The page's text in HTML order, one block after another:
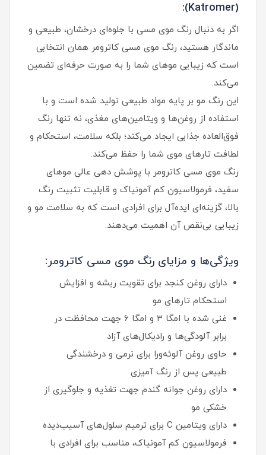
(Katromer):
اگر به دنبال رنگ موی مسی با جلوه‌ای درخشان، طبیعی و
ماندگار هستید، رنگ موی مسی کاترومر همان انتخابی
است که زیبایی موهای شما را به صورت حرفه‌ای تضمین
می‌کند.
این رنگ مو بر پایه مواد طبیعی تولید شده است و با
استفاده از روغن‌ها و ویتامین‌های مغذی، نه تنها رنگ
فوق‌العاده جذابی ایجاد می‌کند؛ بلکه سلامت، استحکام و
لطافت تارهای موی شما را حفظ می‌کند.
رنگ موی مسی کاترومر با پوشش دهی عالی موهای
سفید، فرمولاسیون کم آمونیاک و قابلیت تثبیت رنگ
بالا، گزینه‌ای ایده‌آل برای افرادی است که به سلامت مو و
زیبایی بی‌نقص آن اهمیت می‌دهند.
ویژگی‌ها و مزایای رنگ موی مسی کاترومر:
دارای روغن کنجد برای تقویت ریشه و افزایش
استحکام تارهای مو
غنی شده با امگا ۳ و امگا ۶ جهت محافظت در
برابر آلودگی‌ها و رادیکال‌های آزاد
حاوی روغن آلوئه‌ورا برای نرمی و درخشندگی
طبیعی پس از رنگ آمیزی
دارای روغن جوانه گندم جهت تغذیه و جلوگیری از
خشکی مو
دارای ویتامین C برای ترمیم سلول‌های آسیب‌دیده
فرمولاسیون کم آمونیاک، مناسب برای افرادی با